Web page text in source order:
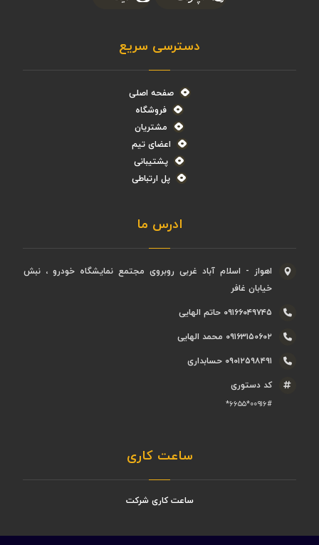
دسترسی سریع
صفحه اصلی
فروشگاه
مشتریان
اعضای تیم
پشتیبانی
پل ارتباطی
ادرس ما
اهواز - اسلام آباد غربی روبروی مجتمع نمایشگاه خودرو ، نبش
خیابان غافر
۰۹۱۶۶۰۴۹۷۴۵ حاتم الهایی
۰۹۱۶۳۱۵۰۶۰۲ محمد الهایی
۰۹۰۱۲۵۹۸۴۹۱ حسابداری
کد دستوری
۰۰۹۱۶#*۶۶۵۵*
ساعت کاری
ساعت کاری شرکت